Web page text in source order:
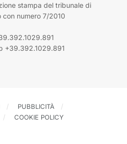
stampa del tribunale di
con numero 7/2010
+39.392.1029.891
PUBBLICITÀ
COOKIE POLICY